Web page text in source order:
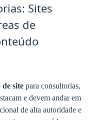
Sites
de
site para consultorias,
e devem andar em
de alta autoridade e